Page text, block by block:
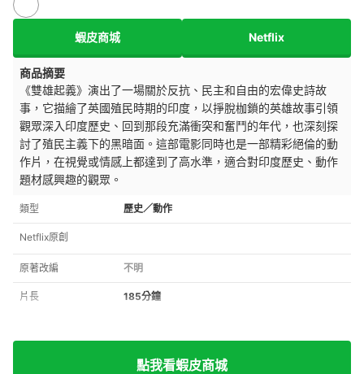
蝦皮商城 Netflix
商品摘要
《雙雄起義》演出了一場關於反抗、民主和自由的宏偉史詩故
事，它描繪了英國殖民時期的印度，以掙脫枷鎖的英雄故事引領
觀眾深入印度歷史、回到那段充滿衝突和奮鬥的年代，也深刻探
討了殖民主義下的黑暗面。這部電影同時也是一部精彩絕倫的動
作片，在視覺或情感上都達到了高水準，適合對印度歷史、動作
題材感興趣的觀眾。
類型 歷史／動作
Netflix原創
原著改編 不明
片長 185分鐘
點我看蝦皮商城